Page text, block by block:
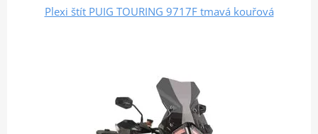
Plexi štít PUIG TOURING 9717F tmavá kouřová